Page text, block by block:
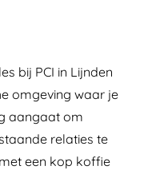
bij PCI in Lijnden
omgeving waar je
aangaat om
relaties te
een kop koffie